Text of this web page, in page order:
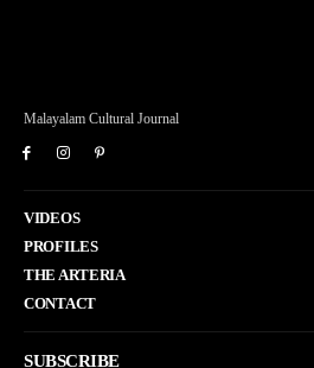
Malayalam Cultural Journal
VIDEOS
PROFILES
THE ARTERIA
CONTACT
SUBSCRIBE